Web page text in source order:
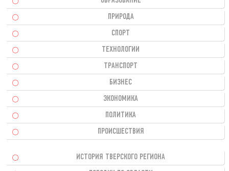
ПРИРОДА
СПОРТ
ТЕХНОЛОГИИ
ТРАНСПОРТ
БИЗНЕС
ЭКОНОМИКА
ПОЛИТИКА
ПРОИСШЕСТВИЯ
ИСТОРИЯ ТВЕРСКОГО РЕГИОНА